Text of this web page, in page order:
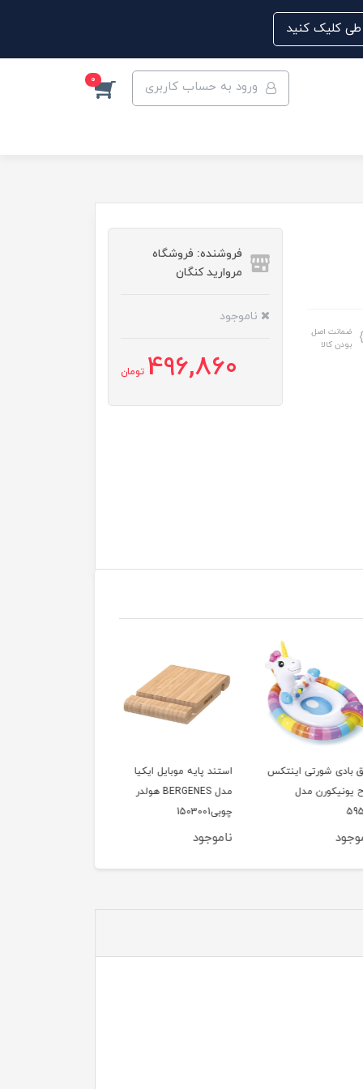
ورود به حساب کاربری 0
ضمانت اصل
بودن کالا
فروشنده: فروشگاه
مروارید کنگان
ناموجود
496,860 تومان
بادی شورتی اینتکس
مدل
استند پایه موبایل ایکیا
مدل BERGENES هولدر
چوبی1503001
ناموجود